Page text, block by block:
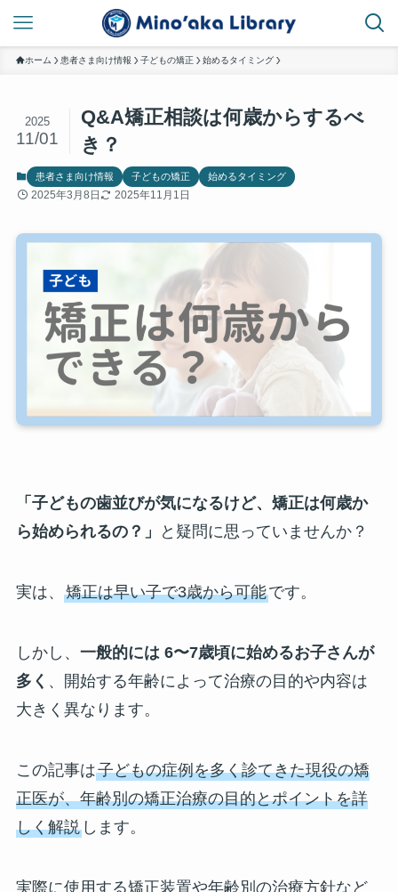
ホーム 患者さま向け情報 子どもの矯正 始めるタイミング
Q&A矯正相談は何歳からするべ
き？
2025
11/01
患者さま向け情報 子どもの矯正 始めるタイミング
2025年3月8日 2025年11月1日
「子どもの歯並びが気になるけど、矯正は何歳か
ら始められるの？」
と疑問に思っていませんか？
実は、 矯正は早い子で3歳から可能です。
しかし、 一般的には 6〜7歳頃に始めるお子さんが
多く 、開始する年齢によって治療の目的や内容は
大きく異なります。
この記事は子どもの症例を多く診てきた現役の矯
正医が、年齢別の矯正治療の目的とポイントを詳
しく解説します。
実際に使用する矯正装置や年齢別の治療方針など